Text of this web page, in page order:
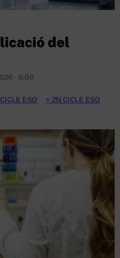
del
· 6:00
CICLE ESO
2N CICLE ESO